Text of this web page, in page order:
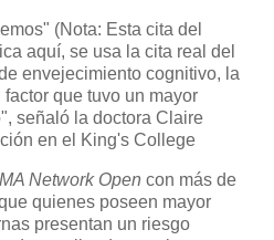
(Nota: Esta cita del
aquí, se usa la cita real del
envejecimiento cognitivo, la
que tuvo un mayor
señaló la doctora Claire
en el King's College
Network Open con más de
quienes poseen mayor
presentan un riesgo